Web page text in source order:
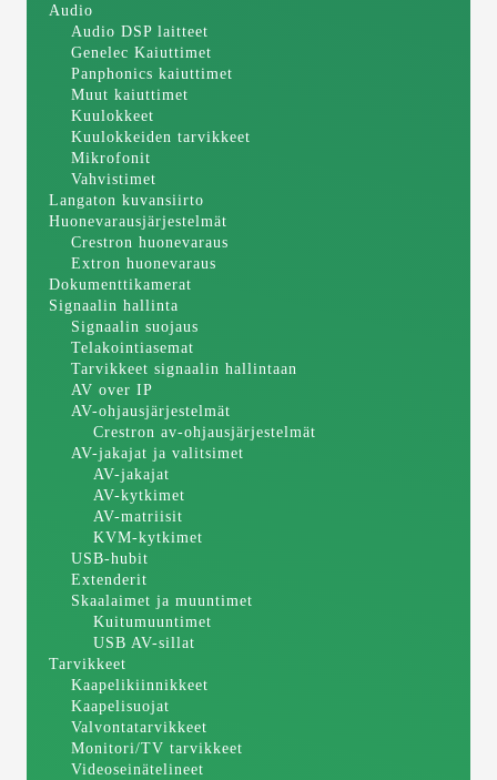
Audio
Audio DSP laitteet
Genelec Kaiuttimet
Panphonics kaiuttimet
Muut kaiuttimet
Kuulokkeet
Kuulokkeiden tarvikkeet
Mikrofonit
Vahvistimet
Langaton kuvansiirto
Huonevarausjärjestelmät
Crestron huonevaraus
Extron huonevaraus
Dokumenttikamerat
Signaalin hallinta
Signaalin suojaus
Telakointiasemat
Tarvikkeet signaalin hallintaan
AV over IP
AV-ohjausjärjestelmät
Crestron av-ohjausjärjestelmät
AV-jakajat ja valitsimet
AV-jakajat
AV-kytkimet
AV-matriisit
KVM-kytkimet
USB-hubit
Extenderit
Skaalaimet ja muuntimet
Kuitumuuntimet
USB AV-sillat
Tarvikkeet
Kaapelikiinnikkeet
Kaapelisuojat
Valvontatarvikkeet
Monitori/TV tarvikkeet
Videoseinätelineet